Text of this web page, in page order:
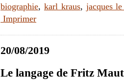
biographie, karl kraus, jacques
Imprimer
20/08/2019
Le langage de Fritz